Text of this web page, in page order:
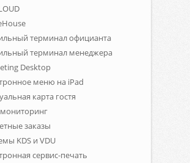
терминал официанта
терминал менеджера
Desktop
меню на iPad
карта гостя
заказы
KDS и VDU
сервис-печать